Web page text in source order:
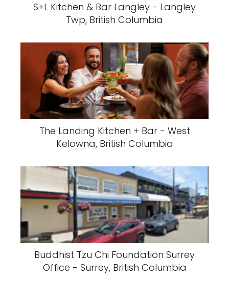
S+L Kitchen & Bar Langley - Langley
Twp, British Columbia
The Landing Kitchen + Bar - West
Kelowna, British Columbia
Buddhist Tzu Chi Foundation Surrey
Office - Surrey, British Columbia